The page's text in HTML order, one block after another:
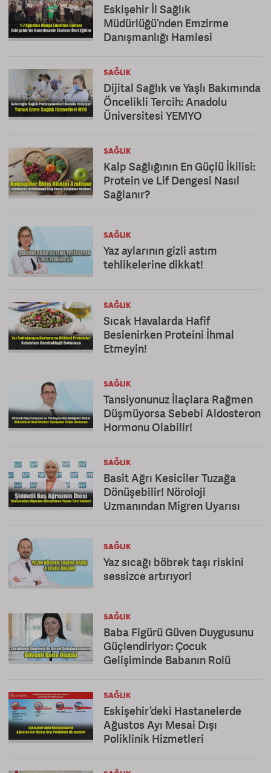
Eskişehir İl Sağlık
Müdürlüğü’nden Emzirme
Danışmanlığı Hamlesi
SAĞLIK
Dijital Sağlık ve Yaşlı Bakımında
Öncelikli Tercih: Anadolu
Üniversitesi YEMYO
SAĞLIK
Kalp Sağlığının En Güçlü İkilisi:
Protein ve Lif Dengesi Nasıl
Sağlanır?
SAĞLIK
Yaz aylarının gizli astım
tehlikelerine dikkat!
SAĞLIK
Sıcak Havalarda Hafif
Beslenirken Proteini İhmal
Etmeyin!
SAĞLIK
Tansiyonunuz İlaçlara Rağmen
Düşmüyorsa Sebebi Aldosteron
Hormonu Olabilir!
SAĞLIK
Basit Ağrı Kesiciler Tuzağa
Dönüşebilir! Nöroloji
Uzmanından Migren Uyarısı
SAĞLIK
Yaz sıcağı böbrek taşı riskini
sessizce artırıyor!
SAĞLIK
Baba Figürü Güven Duygusunu
Güçlendiriyor: Çocuk
Gelişiminde Babanın Rolü
SAĞLIK
Eskişehir’deki Hastanelerde
Ağustos Ayı Mesai Dışı
Poliklinik Hizmetleri